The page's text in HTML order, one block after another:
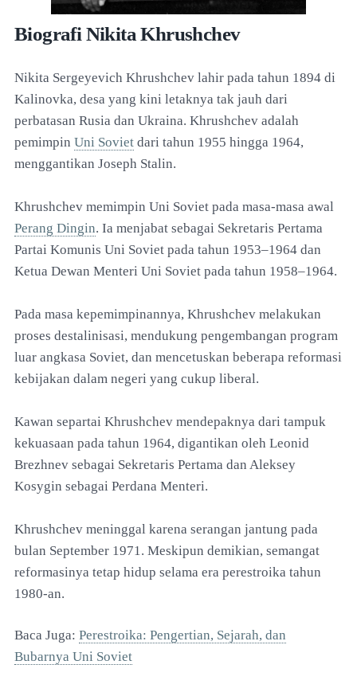
Biografi Nikita Khrushchev
Nikita Sergeyevich Khrushchev lahir pada tahun 1894 di
Kalinovka, desa yang kini letaknya tak jauh dari
perbatasan Rusia dan Ukraina. Khrushchev adalah
pemimpin Uni Soviet dari tahun 1955 hingga 1964,
menggantikan Joseph Stalin.
Khrushchev memimpin Uni Soviet pada masa-masa awal
Perang Dingin. Ia menjabat sebagai Sekretaris Pertama
Partai Komunis Uni Soviet pada tahun 1953–1964 dan
Ketua Dewan Menteri Uni Soviet pada tahun 1958–1964.
Pada masa kepemimpinannya, Khrushchev melakukan
proses destalinisasi, mendukung pengembangan program
luar angkasa Soviet, dan mencetuskan beberapa reformasi
kebijakan dalam negeri yang cukup liberal.
Kawan separtai Khrushchev mendepaknya dari tampuk
kekuasaan pada tahun 1964, digantikan oleh Leonid
Brezhnev sebagai Sekretaris Pertama dan Aleksey
Kosygin sebagai Perdana Menteri.
Khrushchev meninggal karena serangan jantung pada
bulan September 1971. Meskipun demikian, semangat
reformasinya tetap hidup selama era perestroika tahun
1980-an.
Baca Juga: Perestroika: Pengertian, Sejarah, dan
Bubarnya Uni Soviet